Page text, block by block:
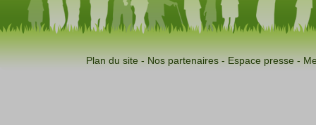
Plan du site - Nos partenaires - Espace presse -